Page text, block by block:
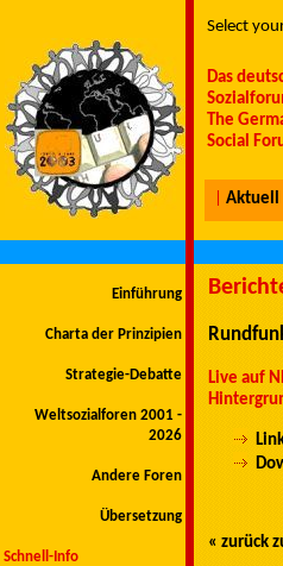
Select
Das
The
Social
Aktuell
Einführung
Charta der Prinzipien
Strategie-Debatte
Weltsozialforen 2001 -
2026
Andere Foren
Übersetzung
Schnell-Info
Live auf
« zurück